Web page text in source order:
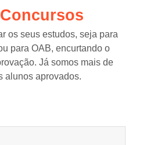
os seus estudos, seja para
para OAB, encurtando o
Já somos mais de
alunos aprovados.